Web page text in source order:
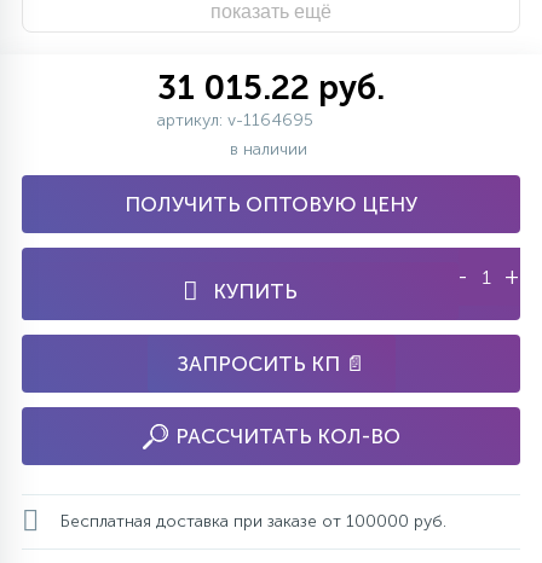
показать ещё
31 015.22 руб.
артикул: v-1164695
в наличии
ПОЛУЧИТЬ ОПТОВУЮ ЦЕНУ
КУПИТЬ
- +
ЗАПРОСИТЬ КП 📄
РАССЧИТАТЬ КОЛ-ВО
Бесплатная доставка при заказе от 100000 руб.